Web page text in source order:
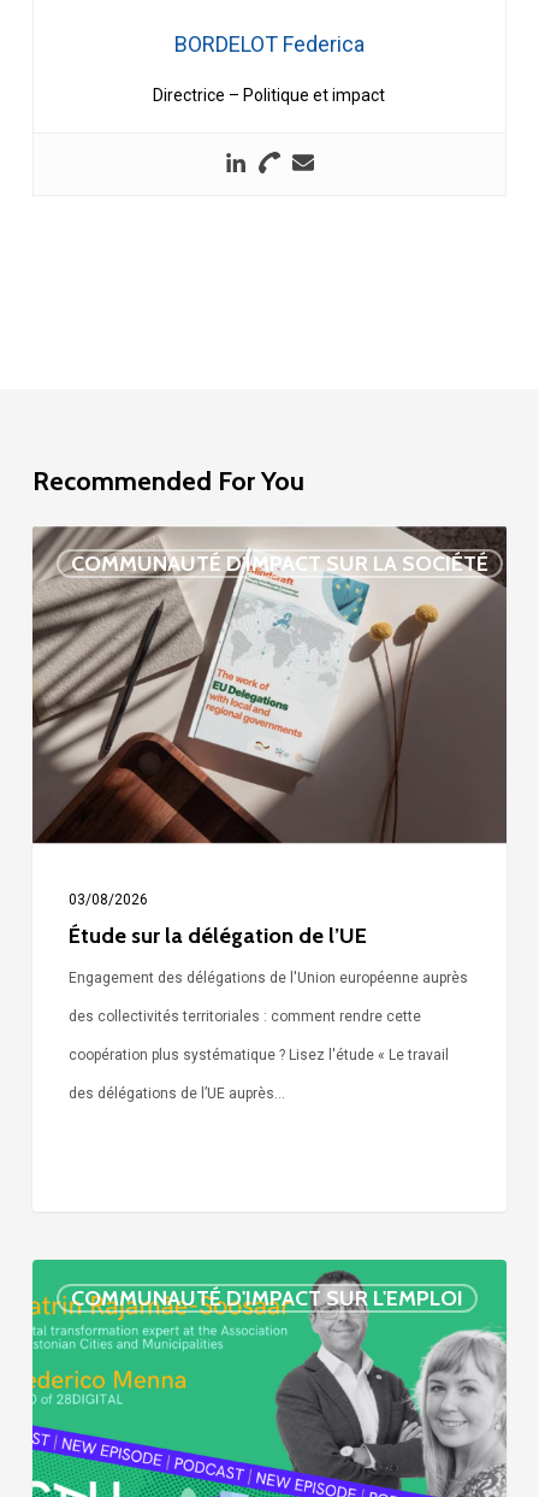
BORDELOT Federica
Directrice – Politique et impact
Recommended For You
COMMUNAUTÉ D'IMPACT SUR LA SOCIÉTÉ
Étude
sur
la
délégation
de
l’UE
03/08/2026
Étude sur la délégation de l’UE
Engagement des délégations de l'Union européenne auprès
des collectivités territoriales : comment rendre cette
coopération plus systématique ? Lisez l'étude « Le travail
des délégations de l’UE auprès…
COMMUNAUTÉ D'IMPACT SUR L'EMPLOI
Simone »
épisode
:
villes
et